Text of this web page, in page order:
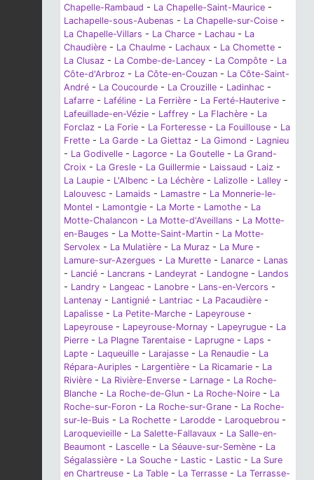
Chapelle-Rambaud - La Chapelle-Saint-Maurice -
Lachapelle-sous-Aubenas - La Chapelle-sur-Coise -
La Chapelle-Villars - La Charce - Lachau - La
Chaudière - La Chaulme - Lachaux - La Chomette -
La Clusaz - La Combe-de-Lancey - La Compôte - La
Côte-d'Arbroz - La Côte-en-Couzan - La Côte-Saint-
André - La Coucourde - La Crouzille - Ladinhac -
Lafarre - Laféline - La Ferrière - La Ferté-Hauterive -
Lafeuillade-en-Vézie - Laffrey - La Flachère - La
Forclaz - La Forie - La Forteresse - La Fouillouse - La
Frette - La Garde - La Giettaz - La Gimond - Lagnieu
- La Godivelle - Lagorce - La Goutelle - La Grand-
Croix - La Gresle - La Guillermie - Laissaud - Laiz -
La Laupie - L'Albenc - La Léchère - Lalizolle - Lalley -
Lalouvesc - Lamaids - Lamastre - La Monnerie-le-
Montel - Lamontgie - La Morte - Lamothe - La
Motte-Chalancon - La Motte-d'Aveillans - La Motte-
en-Bauges - La Motte-Saint-Martin - La Motte-
Servolex - La Mulatière - La Muraz - La Mure -
Lamure-sur-Azergues - La Murette - Lanarce - Lanas
- Lancié - Lancrans - Landeyrat - Landogne - Landos
- Landry - Langeac - Lanobre - Lans-en-Vercors -
Lantenay - Lantignié - Lantriac - La Pacaudière -
Lapalisse - La Petite-Marche - Lapeyrouse -
Lapeyrouse - Lapeyrouse-Mornay - Lapeyrugue - La
Pierre - La Plagne Tarentaise - Laprugne - Laps -
Lapte - Laqueuille - Larajasse - La Renaudie - La
Répara-Auriples - Largentière - La Ricamarie - La
Rivière - La Rivière-Enverse - Larnage - La Roche-
Blanche - La Roche-de-Glun - La Roche-Noire - La
Roche-sur-Foron - La Roche-sur-Grane - La Roche-
sur-le-Buis - La Rochette - Larodde - Laroquebrou -
Laroquevieille - La Salette-Fallavaux - La Salle-en-
Beaumont - Lascelle - La Séauve-sur-Semène - La
Ségalassière - La Souche - Lastic - Lastic - La Sure
en Chartreuse - La Table - La Terrasse - La Terrasse-